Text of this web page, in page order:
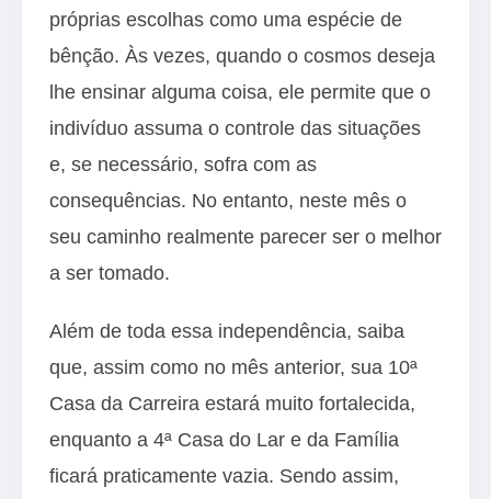
próprias escolhas como uma espécie de
bênção. Às vezes, quando o cosmos deseja
lhe ensinar alguma coisa, ele permite que o
indivíduo assuma o controle das situações
e, se necessário, sofra com as
consequências. No entanto, neste mês o
seu caminho realmente parecer ser o melhor
a ser tomado.
Além de toda essa independência, saiba
que, assim como no mês anterior, sua 10ª
Casa da Carreira estará muito fortalecida,
enquanto a 4ª Casa do Lar e da Família
ficará praticamente vazia. Sendo assim,